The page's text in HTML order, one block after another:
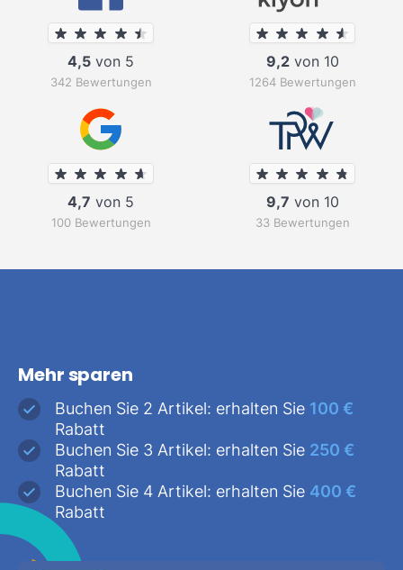
4,5 von 5
342 Bewertungen
9,2von 10
1264 Bewertungen
4,7 von 5
100 Bewertungen
9,7 von 10
33 Bewertungen
Mehr sparen
Buchen Sie 2 Artikel: erhalten Sie 100 €
Rabatt
Buchen Sie 3 Artikel: erhalten Sie 250 €
Rabatt
Buchen Sie 4 Artikel: erhalten Sie 400 €
Rabatt